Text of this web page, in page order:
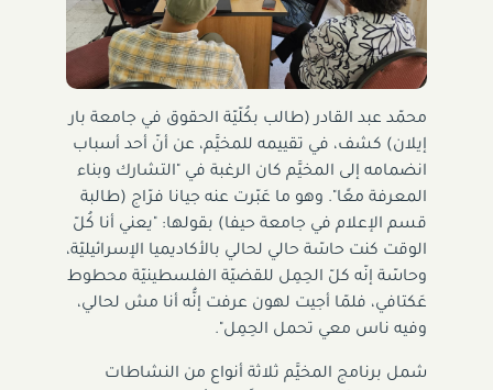
محمّد عبد القادر (طالب بكُلّيّة الحقوق في جامعة بار
إيلان) كشف، في تقييمه للمخيَّم، عن أنّ أحد أسباب
انضمامه إلى المخيَّم كان الرغبة في "التشارك وبناء
المعرفة معًا". وهو ما عَبّرت عنه جيانا فرّاج (طالبة
قسم الإعلام في جامعة حيفا) بقولها: "يعني أنا كُلّ
الوقت كنت حاسّة حالي لحالي بالأكاديميا الإسرائيليّة،
وحاسّة إنّه كلّ الحِمِل للقضيّة الفلسطينيّة محطوط
عَكتافي، فلمّا أجيت لهون عرفت إنُّه أنا مش لحالي،
وفيه ناس معي تحمل الحِمِل".
شمل برنامج المخيَّم ثلاثة أنواع من النشاطات